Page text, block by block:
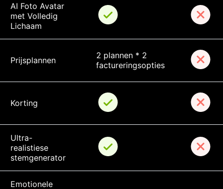
AI Foto Avatar
met Volledig
Lichaam
Prijsplannen
2 plannen * 2
factureringsopties
Korting
Ultra-
realistiese
stemgenerator
Emotionele